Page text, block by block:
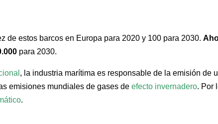
de estos barcos en Europa para 2020 y 100 para 2030.
para 2030.
, la industria marítima es responsable de la emisión de
emisiones mundiales de gases deefecto invernadero. Por
.